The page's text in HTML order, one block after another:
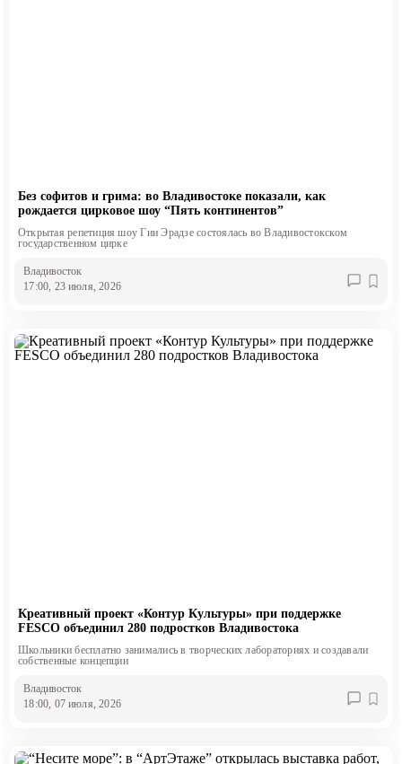
Без софитов и грима: во Владивостоке показали, как
рождается цирковое шоу “Пять континентов”
Открытая репетиция шоу Гии Эрадзе состоялась во Владивостокском
государственном цирке
Владивосток
17:00, 23 июля, 2026
Креативный проект «Контур Культуры» при поддержке
FESCO объединил 280 подростков Владивостока
Школьники бесплатно занимались в творческих лабораториях и создавали
собственные концепции
Владивосток
18:00, 07 июля, 2026